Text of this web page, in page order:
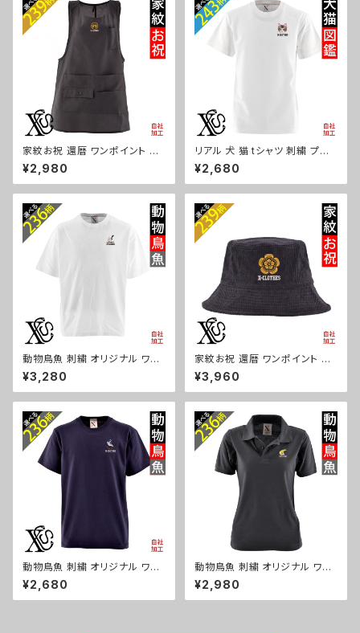
家紋お祝 還暦 ワンポイント 刺
繍 オリジナル エプロン ワンピ
ース レディース 撥水加工 おし
ゃれ かわいい 脇ボタン マタニ
士 カフェ 無地 ブラック 黒 グッ
ズ 柄 丸に 五瓜 桔梗 巴 藤 羽
菱 唐花 木瓜 蔦 桐 ori-a-tao1
5-b07-s
¥2,980
リアル 犬 猫 tシャツ 刺繍 プレ
ゼント 5.6oz オリジナル 半袖
Tシャツ メンズ ワンポイント ロ
ゴ おしゃれ 無地 カットソー 和
シュナウザー パグ フレンチブル
ドッグ X-CLOTHES 猫図鑑 犬
図鑑 ori-am-tst2-g10-s
¥2,680
動物鳥魚 刺繍 オリジナル ワン
ポイント 5.6オンス ビッグシル
エット 半袖 Tシャツ メンズ グッ
ズ 白 ホワイト カットソー 柄 馬
¥3,280
家紋お祝 還暦 ワンポイント 刺
繍 オリジナル コーデュロイ バ
ケットハット メンズ レディース
帽子 自社ブランド ロゴ グッズ
桔梗 巴 藤 羽 菱 唐花 木瓜 蔦
桐 ori-a-cap39-b07-s
¥3,960
動物鳥魚 刺繍 オリジナル ワン
ポイント 5.6oz 半袖 Tシャツ
メンズ ロゴ おしゃれ tシャツ カ
ットソー 自社ブランド 父の日 柄
¥2,680
動物鳥魚 刺繍 オリジナル ワン
ポイント ポロシャツ リアル 半袖
レディース 無地 ロゴ おしゃれ
ゴルフ 吸汗速乾 母の日 柄 馬
¥2,980